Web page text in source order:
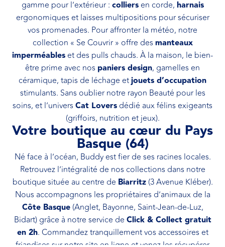
gamme pour l’extérieur : colliersen corde, harnais
ergonomiques et laisses multipositions pour sécuriser
vos promenades. Pour affronter la météo, notre
collection « Se Couvrir » offre des manteaux
imperméables et des pulls chauds. À la maison, le bien-
être prime avec nos paniers design, gamelles en
céramique, tapis de léchage etjouets d’occupation
stimulants. Sans oublier notre rayon Beauté pour les
soins, et l’univers Cat Lovers dédié aux félins exigeants
(griffoirs, nutrition et jeux).
Votre boutique au cœur du Pays
Basque (64)
Né face à l’océan, Buddy est fier de ses racines locales.
Retrouvez l’intégralité de nos collections dans notre
boutique située au centre de Biarritz(3 Avenue Kléber).
Nous accompagnons les propriétaires d’animaux de la
Côte Basque(Anglet, Bayonne, Saint-Jean-de-Luz,
Bidart) grâce à notre service de Click & Collect gratuit
en 2h. Commandez tranquillement vos accessoires et